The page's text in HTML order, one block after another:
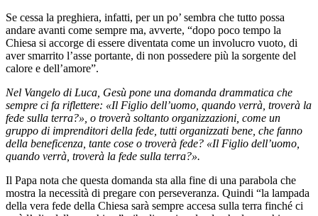
Se cessa la preghiera, infatti, per un po’ sembra che tutto possa
andare avanti come sempre ma, avverte, “dopo poco tempo la
Chiesa si accorge di essere diventata come un involucro vuoto, di
aver smarrito l’asse portante, di non possedere più la sorgente del
calore e dell’amore”.
Nel Vangelo di Luca, Gesù pone una domanda drammatica che
sempre ci fa riflettere: «Il Figlio dell’uomo, quando verrà, troverà la
fede sulla terra?», o troverà soltanto organizzazioni, come un
gruppo di imprenditori della fede, tutti organizzati bene, che fanno
della beneficenza, tante cose o troverà fede? «Il Figlio dell’uomo,
quando verrà, troverà la fede sulla terra?».
Il Papa nota che questa domanda sta alla fine di una parabola che
mostra la necessità di pregare con perseveranza. Quindi “la lampada
della vera fede della Chiesa sarà sempre accesa sulla terra finché ci